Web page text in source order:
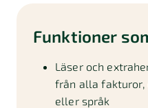
Funktioner
Läser och
från alla fakturor,
eller språk